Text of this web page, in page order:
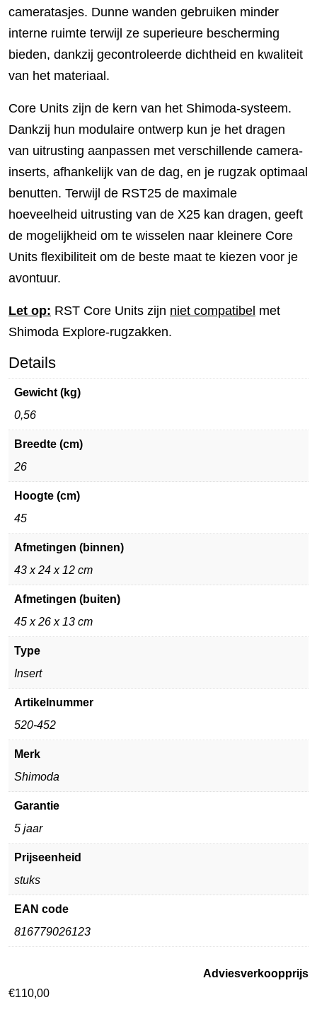
cameratasjes. Dunne wanden gebruiken minder
interne ruimte terwijl ze superieure bescherming
bieden, dankzij gecontroleerde dichtheid en kwaliteit
van het materiaal.
Core Units zijn de kern van het Shimoda-systeem.
Dankzij hun modulaire ontwerp kun je het dragen
van uitrusting aanpassen met verschillende camera-
inserts, afhankelijk van de dag, en je rugzak optimaal
benutten. Terwijl de RST25 de maximale
hoeveelheid uitrusting van de X25 kan dragen, geeft
de mogelijkheid om te wisselen naar kleinere Core
Units flexibiliteit om de beste maat te kiezen voor je
avontuur.
Let op: RST Core Units zijn niet compatibel met
Shimoda Explore-rugzakken.
Details
Gewicht (kg)
0,56
Breedte (cm)
26
Hoogte (cm)
45
Afmetingen (binnen)
43 x 24 x 12 cm
Afmetingen (buiten)
45 x 26 x 13 cm
Type
Insert
Artikelnummer
520-452
Merk
Shimoda
Garantie
5 jaar
Prijseenheid
stuks
EAN code
816779026123
Adviesverkoopprijs
€110,00